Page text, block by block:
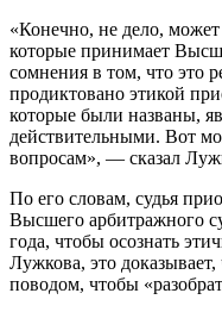
«Конечно, не дело,
которые принимает
сомнения в том, что это
продиктовано этикой
которые были названы,
действительными. Вот
вопросам», — сказал
По его словам, судья
Высшего арбитражного
года, чтобы осознать
Лужкова, это
поводом, чтобы